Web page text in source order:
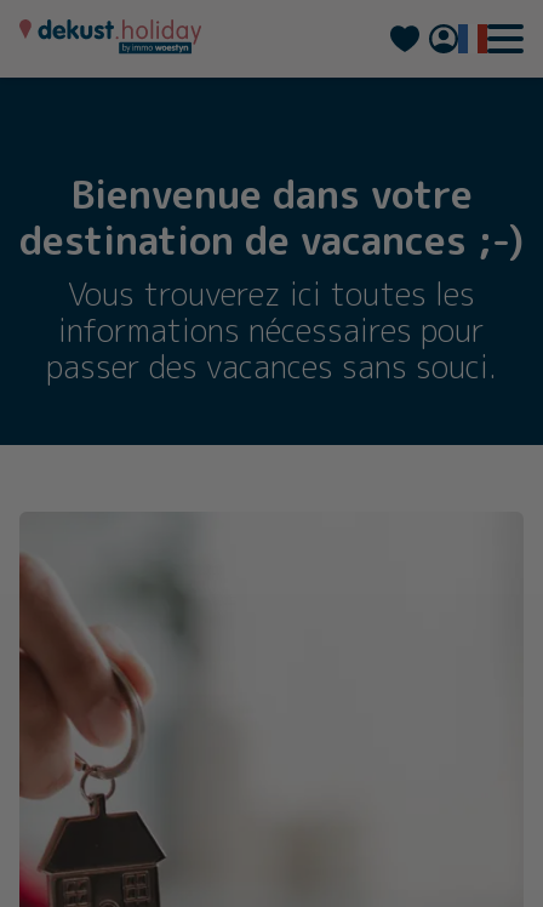
Deutsch
Bienvenue dans votre
destination de vacances ;-)
Vous trouverez ici toutes les
informations nécessaires pour
passer des vacances sans souci.